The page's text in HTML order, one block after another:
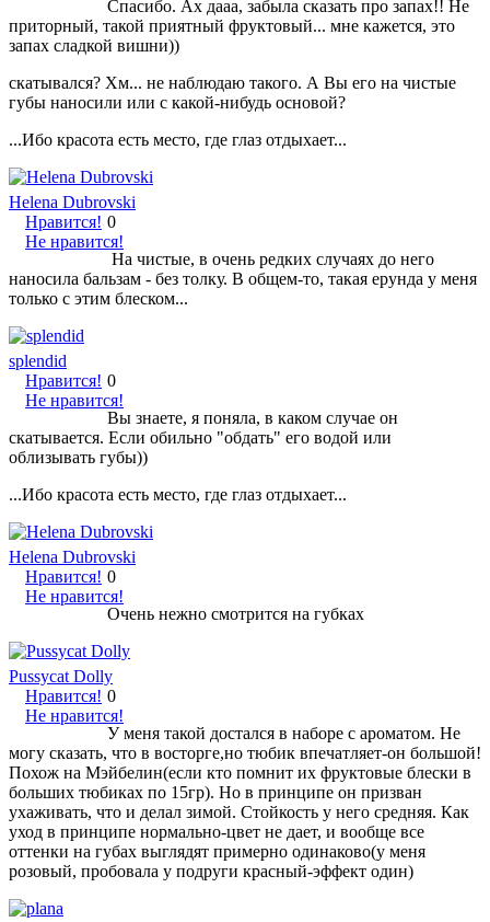
Спасибо. Ах дааа, забыла сказать про запах!! Не
приторный, такой приятный фруктовый... мне кажется, это
запах сладкой вишни))
скатывался? Хм... не наблюдаю такого. А Вы его на чистые
губы наносили или с какой-нибудь основой?
...Ибо красота есть место, где глаз отдыхает...
Helena Dubrovski
Нравится!
Не нравится!
0
На чистые, в очень редких случаях до него
наносила бальзам - без толку. В общем-то, такая ерунда у меня
только с этим блеском...
splendid
Нравится!
Не нравится!
0
Вы знаете, я поняла, в каком случае он
скатывается. Если обильно "обдать" его водой или
облизывать губы))
...Ибо красота есть место, где глаз отдыхает...
Helena Dubrovski
Нравится!
Не нравится!
0
Очень нежно смотрится на губках
Pussycat Dolly
Нравится!
Не нравится!
0
У меня такой достался в наборе с ароматом. Не
могу сказать, что в восторге,но тюбик впечатляет-он большой!
Похож на Мэйбелин(если кто помнит их фруктовые блески в
больших тюбиках по 15гр). Но в принципе он призван
ухаживать, что и делал зимой. Стойкость у него средняя. Как
уход в принципе нормально-цвет не дает, и вообще все
оттенки на губах выглядят примерно одинаково(у меня
розовый, пробовала у подруги красный-эффект один)